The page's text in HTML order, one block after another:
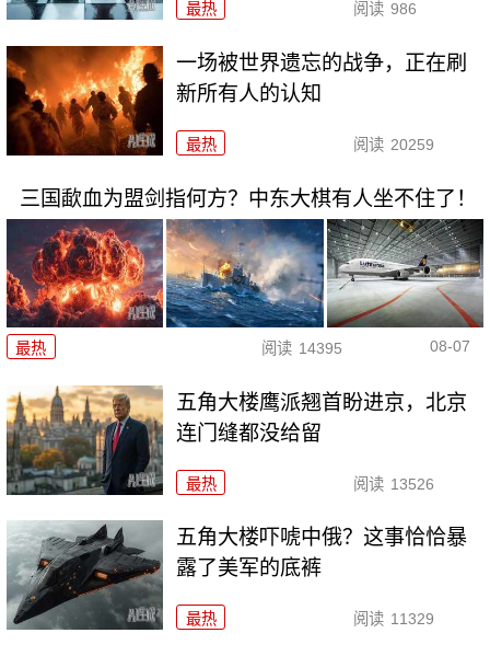
最热 阅读 986
一场被世界遗忘的战争，正在刷
新所有人的认知
最热 阅读 20259
三国歃血为盟剑指何方？中东大棋有人坐不住了！
最热 阅读 14395 08-07
五角大楼鹰派翘首盼进京，北京
连门缝都没给留
最热 阅读 13526
五角大楼吓唬中俄？这事恰恰暴
露了美军的底裤
最热 阅读 11329